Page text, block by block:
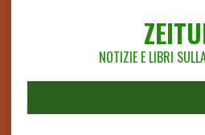
NOTIZIE E LIBRI